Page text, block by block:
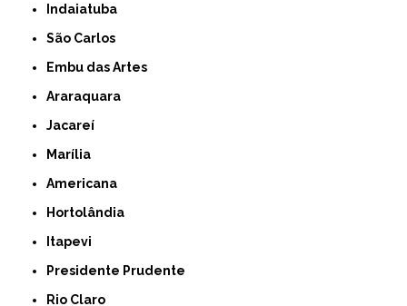
Indaiatuba
São Carlos
Embu das Artes
Araraquara
Jacareí
Marília
Americana
Hortolândia
Itapevi
Presidente Prudente
Rio Claro